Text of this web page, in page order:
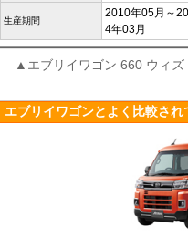
生産期間
2010年05月～
4年03月
▲エブリイワゴン 660 ウィ
エブリイワゴンとよく比較され